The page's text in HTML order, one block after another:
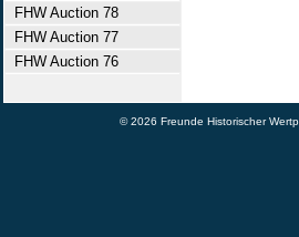
FHW Auction 78
FHW Auction 77
FHW Auction 76
© 2026 Freunde Historischer